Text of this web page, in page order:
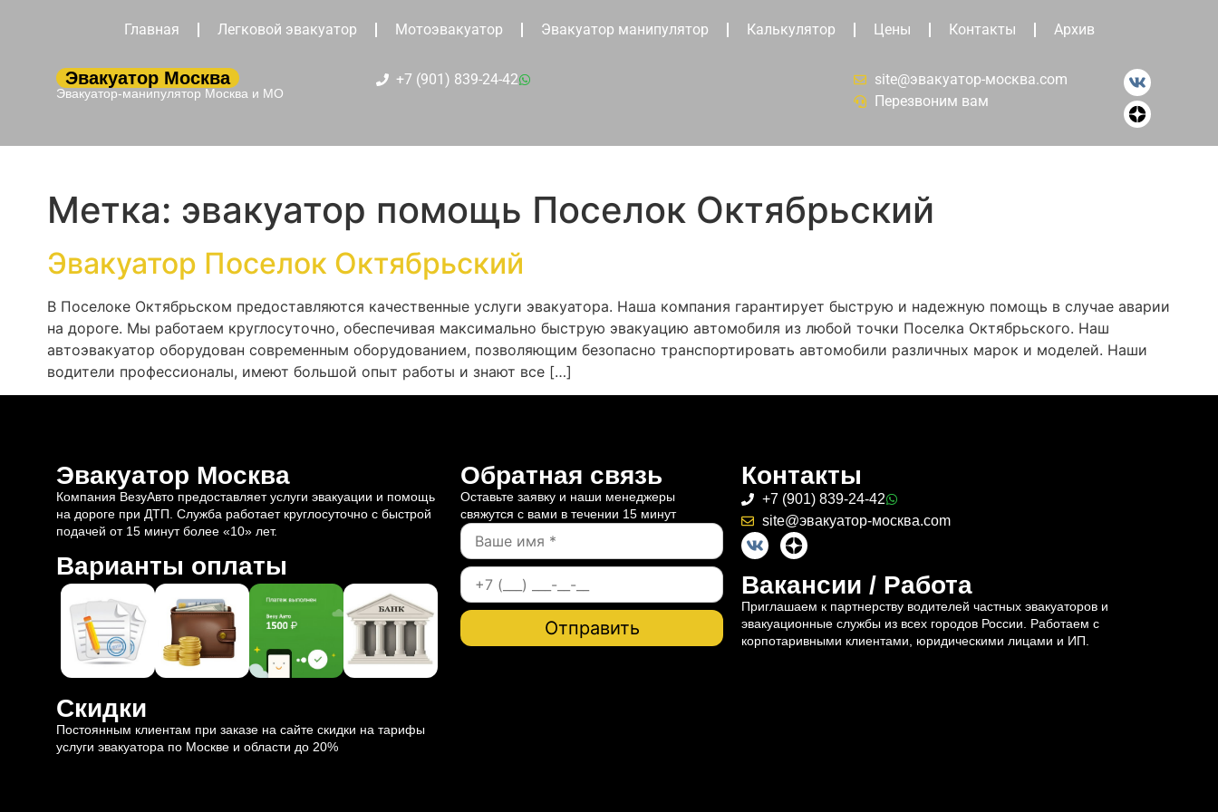
Главная Легковой эвакуатор Мотоэвакуатор Эвакуатор манипулятор Калькулятор Цены Контакты Архив
Эвакуатор Москва
Эвакуатор-манипулятор Москва и МО
+7 (901) 839-24-42
site@эвакуатор-москва.com
Перезвоним вам
Метка: эвакуатор помощь Поселок Октябрьский
Эвакуатор Поселок Октябрьский
В Поселоке Октябрьском предоставляются качественные услуги эвакуатора. Наша компания гарантирует быструю и надежную помощь в случае аварии
на дороге. Мы работаем круглосуточно, обеспечивая максимально быструю эвакуацию автомобиля из любой точки Поселка Октябрьского. Наш
автоэвакуатор оборудован современным оборудованием, позволяющим безопасно транспортировать автомобили различных марок и моделей. Наши
водители профессионалы, имеют большой опыт работы и знают все […]
Эвакуатор Москва
Компания ВезуАвто предоставляет услуги эвакуации и помощь
на дороге при ДТП. Служба работает круглосуточно с быстрой
подачей от 15 минут более «10» лет.
Варианты оплаты
Скидки
Постоянным клиентам при заказе на сайте скидки на тарифы
услуги эвакуатора по Москве и области до 20%
Обратная связь
Оставьте заявку и наши менеджеры
свяжутся с вами в течении 15 минут
Контакты
+7 (901) 839-24-42
site@эвакуатор-москва.com
Вакансии / Работа
Приглашаем к партнерству водителей частных эвакуаторов и
эвакуационные службы из всех городов России. Работаем с
корпотаривными клиентами, юридическими лицами и ИП.